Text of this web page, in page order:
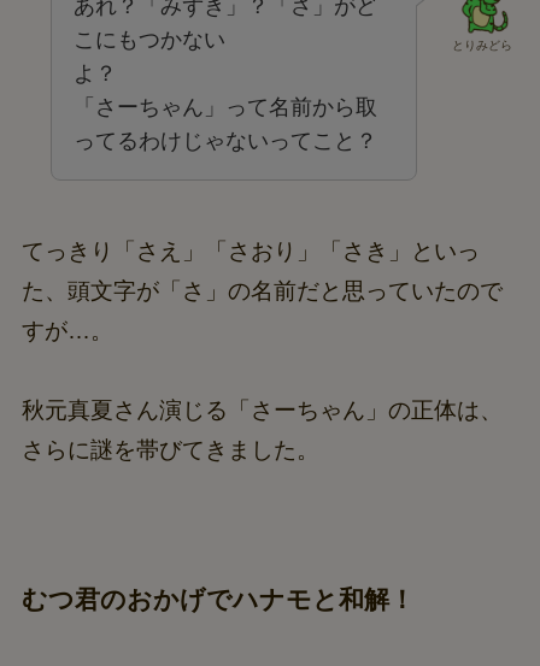
とりみどら
あれ？「みずき」？「さ」がど
こにもつかない
よ？
「さーちゃん」って名前から取
ってるわけじゃないってこと？
てっきり「さえ」「さおり」「さき」といっ
た、頭文字が「さ」の名前だと思っていたので
すが…。
秋元真夏さん演じる「さーちゃん」の正体は、
さらに謎を帯びてきました。
むつ君のおかげでハナモと和解！